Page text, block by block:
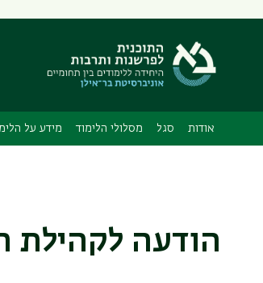
תפריט
אודות סגל מסלולי הלימוד מידע על
הודעה לקהילת